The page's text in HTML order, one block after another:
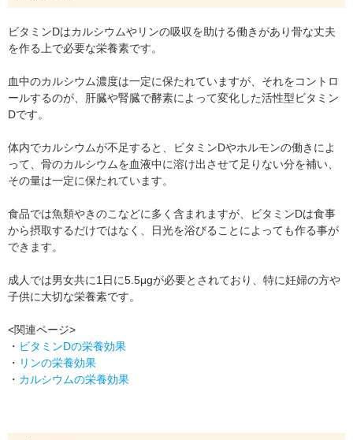
ビタミンDはカルシウムやリンの吸収を助ける働きがあり骨な丈夫
を作る上で必要な栄養素です。
血中のカルシウム濃度は一定に保たれていますが、それをコントロ
ールするのが、肝臓や腎臓で酵素によって変化した活性型ビタミン
Dです。
体内でカルシウムが不足すると、ビタミンDやホルモンの働きによ
って、骨のカルシウムを血液中に溶け出させて足りない分を補い、
その量は一定に保たれています。
食品では魚類やきのこなどに多く含まれますが、ビタミンDは食事
から摂取するだけではなく、日光を浴びることによっても作る事が
できます。
成人では男女共に1日に5.5μgが必要とされており、特に妊婦の方や
子供に大切な栄養素です。
<関連ページ>
・ ビタミンDの栄養効果
・ リンの栄養効果
・ カルシウムの栄養効果